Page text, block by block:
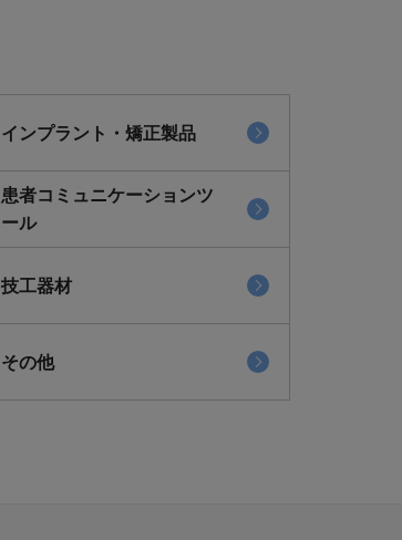
インプラント・矯正製品
患者コミュニケーションツ
ール
技工器材
その他